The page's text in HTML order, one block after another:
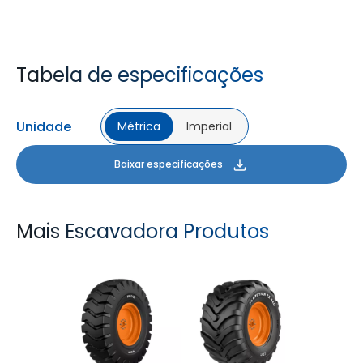
Tabela de especificações
Unidade Métrica Imperial
Baixar especificações
Mais Escavadora Produtos